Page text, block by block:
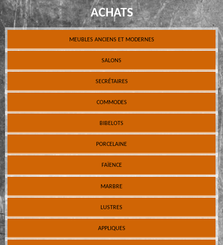
ACHATS
MEUBLES ANCIENS ET MODERNES
SALONS
SECRÉTAIRES
COMMODES
BIBELOTS
PORCELAINE
FAÏENCE
MARBRE
LUSTRES
APPLIQUES